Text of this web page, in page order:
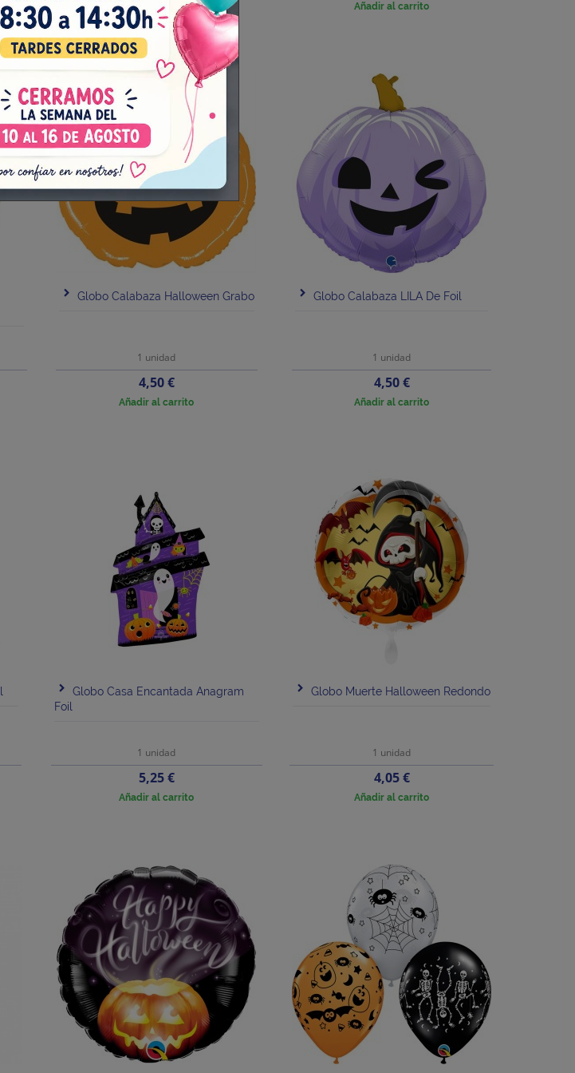
Añadir al carrito Añadir al carrito
Globo Calabaza Halloween Grabo
1 unidad
Precio
4,50 €
Añadir al carrito
Globo Calabaza LILA De Foil
1 unidad
Precio
4,50 €
Añadir al carrito
Globo Casa Encantada Anagram
Foil
1 unidad
Precio
5,25 €
Añadir al carrito
Globo Muerte Halloween Redondo
1 unidad
Precio
4,05 €
Añadir al carrito